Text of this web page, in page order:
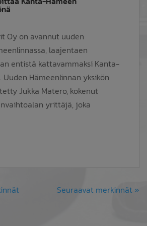
Oy on avannut uuden
laajentaen
entistä kattavammaksi Kanta-
Hämeenlinnan yksikön
Jukka Matero, kokenut
yrittäjä, joka
Seuraavat merkinnät »